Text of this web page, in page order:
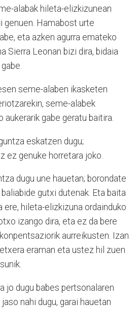
alabak hileta-elizkizunean
genuen. Hamabost urte
eta azken agurra emateko
Sierra Leonan bizi dira, bidaia
seme-alaben ikasketen
seme-alabek
gabe geratu baitira.
eskatzen dugu;
ez genuke horretara joko.
dugu une hauetan; borondate
gutxi dutenak. Eta baita
ere, hileta-elizkizuna ordainduko
izango dira, eta ez da bere
aurreikusten. Izan
eraman eta ustez hil zuen
jo dugu babes pertsonalaren
nahi dugu, garai hauetan